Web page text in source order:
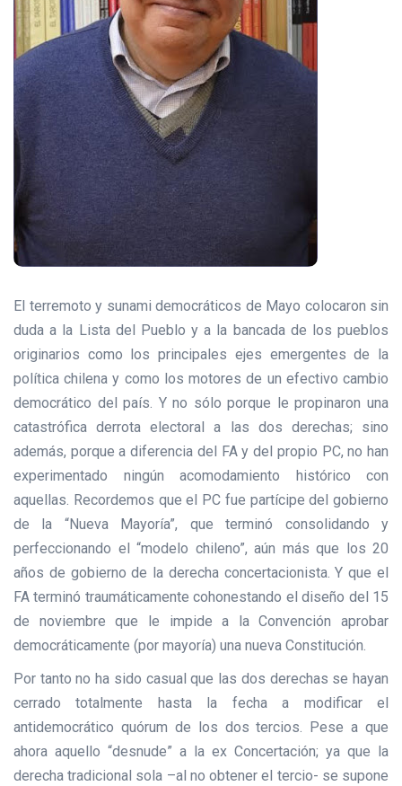
El terremoto y sunami democráticos de Mayo colocaron sin
duda a la Lista del Pueblo y a la bancada de los pueblos
originarios como los principales ejes emergentes de la
política chilena y como los motores de un efectivo cambio
democrático del país. Y no sólo porque le propinaron una
catastrófica derrota electoral a las dos derechas; sino
además, porque a diferencia del FA y del propio PC, no han
experimentado ningún acomodamiento histórico con
aquellas. Recordemos que el PC fue partícipe del gobierno
de la “Nueva Mayoría”, que terminó consolidando y
perfeccionando el “modelo chileno”, aún más que los 20
años de gobierno de la derecha concertacionista. Y que el
FA terminó traumáticamente cohonestando el diseño del 15
de noviembre que le impide a la Convención aprobar
democráticamente (por mayoría) una nueva Constitución.
Por tanto no ha sido casual que las dos derechas se hayan
cerrado totalmente hasta la fecha a modificar el
antidemocrático quórum de los dos tercios. Pese a que
ahora aquello “desnude” a la ex Concertación; ya que la
derecha tradicional sola –al no obtener el tercio- se supone